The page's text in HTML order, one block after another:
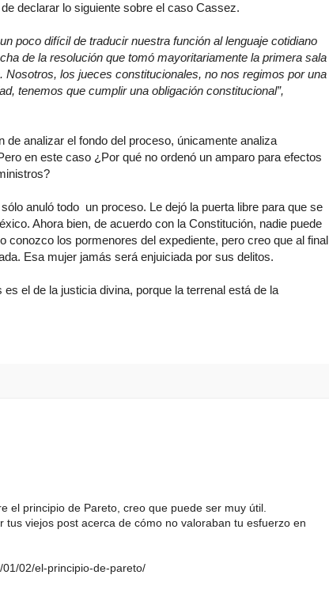
declarar lo siguiente sobre el caso Cassez.
poco difícil de traducir nuestra función al lenguaje cotidiano
de la resolución que tomó mayoritariamente la primera sala
los jueces constitucionales, no nos regimos por una
tenemos que cumplir una obligación constitucional”,
analizar el fondo del proceso, únicamente analiza
en este caso ¿Por qué no ordenó un amparo para efectos
anuló todo un proceso. Le dejó la puerta libre para que se
Ahora bien, de acuerdo con la Constitución, nadie puede
conozco los pormenores del expediente, pero creo que al final
Esa mujer jamás será enjuiciada por sus delitos.
el de la justicia divina, porque la terrenal está de la
el principio de Pareto, creo que puede ser muy útil.
viejos post acerca de cómo no valoraban tu esfuerzo en
02/el-principio-de-pareto/